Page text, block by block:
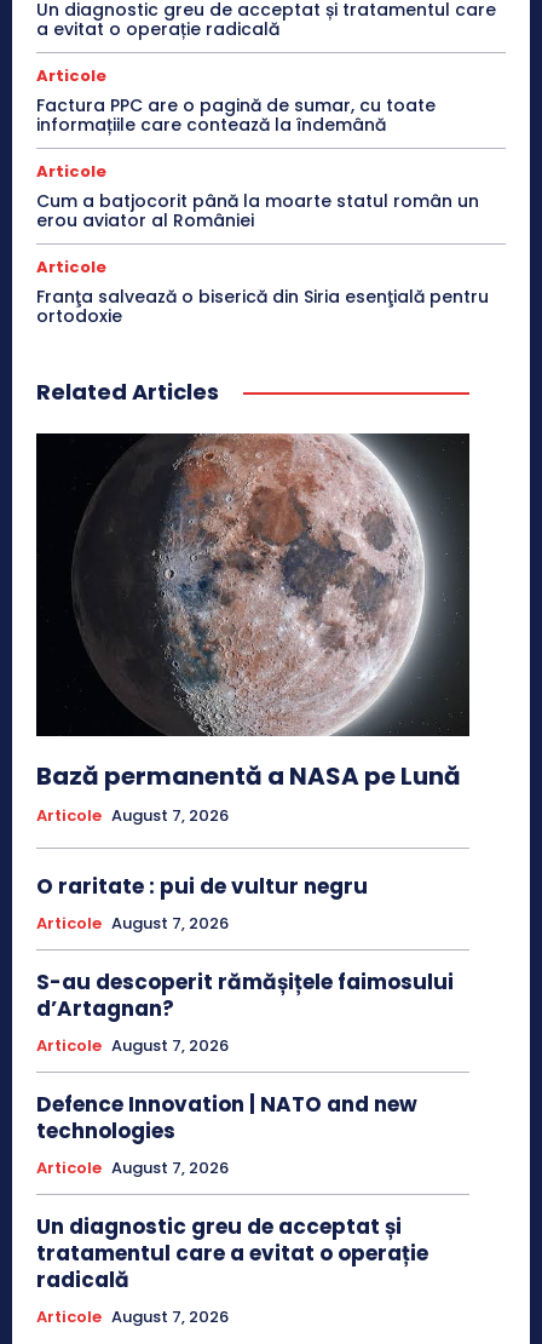
Un diagnostic greu de acceptat și tratamentul care
a evitat o operație radicală
Articole
Factura PPC are o pagină de sumar, cu toate
informațiile care contează la îndemână
Articole
Cum a batjocorit până la moarte statul român un
erou aviator al României
Articole
Franţa salvează o biserică din Siria esenţială pentru
ortodoxie
Related Articles
Bază permanentă a NASA pe Lună
Articole August 7, 2026
O raritate : pui de vultur negru
Articole August 7, 2026
S-au descoperit rămășițele faimosului
d’Artagnan?
Articole August 7, 2026
Defence Innovation | NATO and new
technologies
Articole August 7, 2026
Un diagnostic greu de acceptat și
tratamentul care a evitat o operație
radicală
Articole August 7, 2026